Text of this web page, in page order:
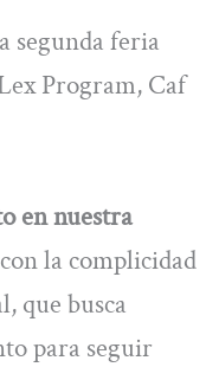
segunda feria
Program, Caf
en nuestra
la complicidad
que busca
para seguir